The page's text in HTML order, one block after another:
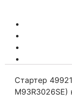
Стартер
M93R3026SE)